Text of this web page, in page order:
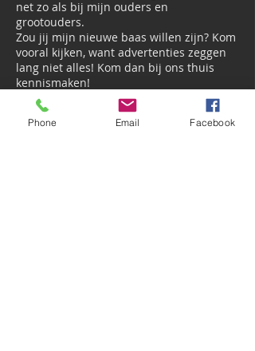
net zo als bij mijn ouders en
grootouders.
Zou jij mijn nieuwe baas willen zijn? Kom
vooral kijken, want advertenties zeggen
lang niet alles! Kom dan bij ons thuis
kennismaken!
Phone Email Facebook